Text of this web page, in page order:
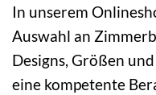
In unserem
Auswahl an
Designs, Größen
eine kompetente